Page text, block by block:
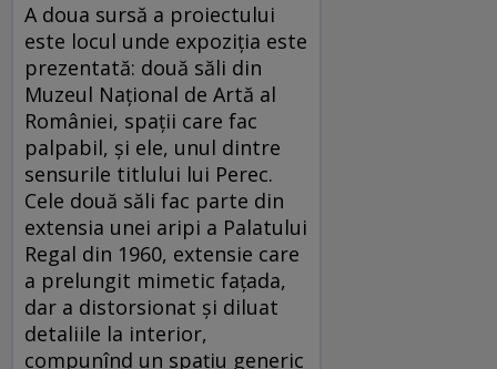
A doua sursă a proiectului
este locul unde expoziția este
prezentată: două săli din
Muzeul Național de Artă al
României, spații care fac
palpabil, și ele, unul dintre
sensurile titlului lui Perec.
Cele două săli fac parte din
extensia unei aripi a Palatului
Regal din 1960, extensie care
a prelungit mimetic fațada,
dar a distorsionat și diluat
detaliile la interior,
compunînd un spațiu generic